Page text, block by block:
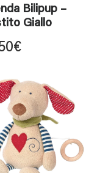
Bilipup –
Giallo
€